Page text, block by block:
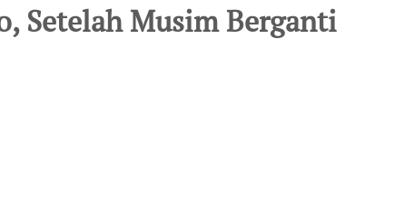
Setelah Musim Berganti